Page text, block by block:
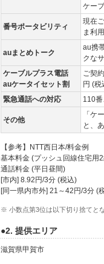
ケー
番号ポータビリティ
現在
ま利
auまとめトーク
au携
クな
ケーブルプラス電話
auケータイセット割
ご契
円 (税
緊急通話への対応
110番
その他
「ケ
と、
【参考】NTT西日本/料金例
基本料金 (プッシュ回線住宅用
通話料金 (平日昼間)
[市内] 8.92円/3分 (税込)
[同一県内市外] 21～42円/3分 (
※ 小数点第3位は以下切り捨てとな
●2. 提供エリア
滋賀県甲賀市